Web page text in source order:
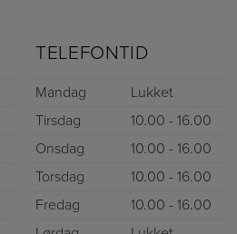
TELEFONTID
Mandag
Lukket
Tirsdag
10.00 - 16.00
Onsdag
10.00 - 16.00
Torsdag
10.00 - 16.00
Fredag
10.00 - 16.00